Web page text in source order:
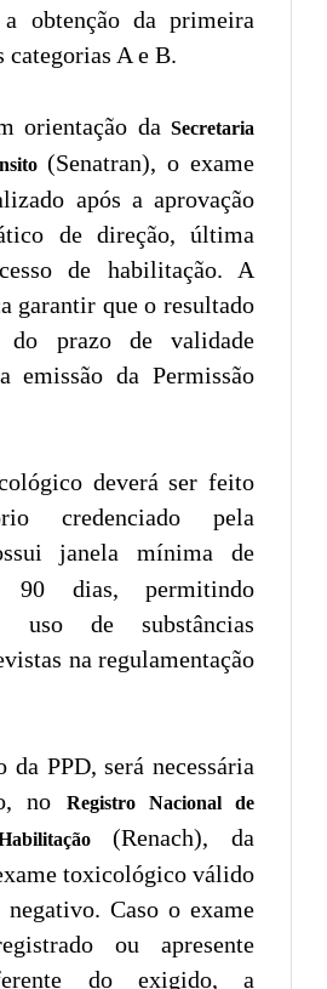
obtenção da primeira
categorias A e B.
orientação da Secretaria
(Senatran), o exame
após a aprovação
de direção, última
de habilitação. A
garantir que o resultado
do prazo de validade
emissão da Permissão
deverá ser feito
credenciado pela
janela mínima de
90 dias, permitindo
uso de substâncias
na regulamentação
da PPD, será necessária
no
Registro Nacional de
(Renach), da
toxicológico válido
Caso o exame
ou apresente
do exigido, a